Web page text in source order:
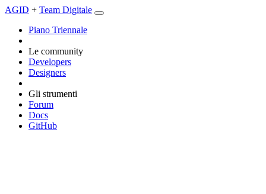
AGID + Team Digitale
Piano Triennale
Le community
Developers
Designers
Gli strumenti
Forum
Docs
GitHub